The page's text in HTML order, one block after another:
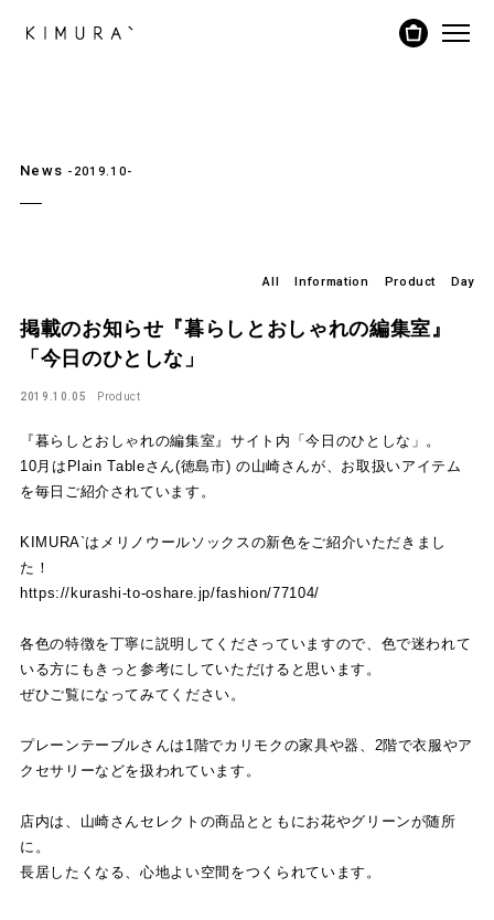
News -2019.10-
All Information Product Day
掲載のお知らせ『暮らしとおしゃれの編集室』
「今日のひとしな」
2019.10.05 Product
『暮らしとおしゃれの編集室』サイト内 「今日のひとしな」。
10月はPlain Tableさん(徳島市) の山崎さんが、お取扱いアイテム
を毎日ご紹介されています。
KIMURA`はメリノウールソックスの新色をご紹介いただきまし
た！
https://kurashi-to-oshare.jp/fashion/77104/
各色の特徴を丁寧に説明してくださっていますので、色で迷われて
いる方にもきっと参考にしていただけると思います。
ぜひご覧になってみてください。
プレーンテーブルさんは1階でカリモクの家具や器、2階で衣服やア
クセサリーなどを扱われています。
店内は、山崎さんセレクトの商品とともにお花やグリーンが随所
に。
長居したくなる、心地よい空間をつくられています。